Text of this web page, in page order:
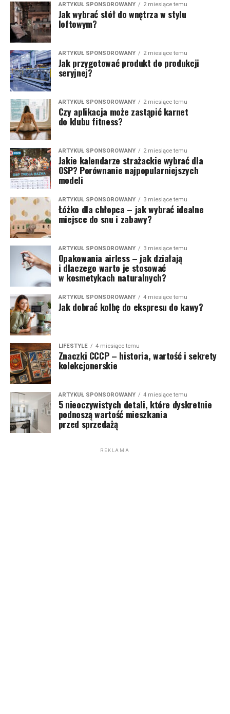
ARTYKUŁ SPONSOROWANY 2 miesiące temu
Jak wybrać stół do wnętrza w stylu
loftowym?
ARTYKUŁ SPONSOROWANY 2 miesiące temu
Jak przygotować produkt do produkcji
seryjnej?
ARTYKUŁ SPONSOROWANY 2 miesiące temu
Czy aplikacja może zastąpić karnet
do klubu fitness?
ARTYKUŁ SPONSOROWANY 2 miesiące temu
Jakie kalendarze strażackie wybrać dla
OSP? Porównanie najpopularniejszych
modeli
ARTYKUŁ SPONSOROWANY 3 miesiące temu
Łóżko dla chłopca – jak wybrać idealne
miejsce do snu i zabawy?
ARTYKUŁ SPONSOROWANY 3 miesiące temu
Opakowania airless – jak działają
i dlaczego warto je stosować
w kosmetykach naturalnych?
ARTYKUŁ SPONSOROWANY 4 miesiące temu
Jak dobrać kolbę do ekspresu do kawy?
LIFESTYLE 4 miesiące temu
Znaczki CCCP – historia, wartość i sekrety
kolekcjonerskie
ARTYKUŁ SPONSOROWANY 4 miesiące temu
5 nieoczywistych detali, które dyskretnie
podnoszą wartość mieszkania
przed sprzedażą
REKLAMA